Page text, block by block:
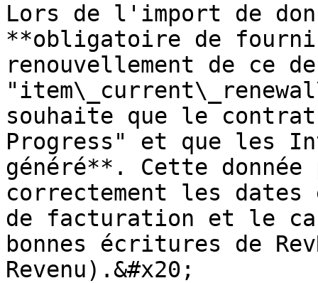
Lors de l'import de
**obligatoire de
renouvellement de ce
souhaite que le
Progress" et que les
généré**. Cette
correctement les
de facturation et le
bonnes écritures de
Revenu).&#x20;